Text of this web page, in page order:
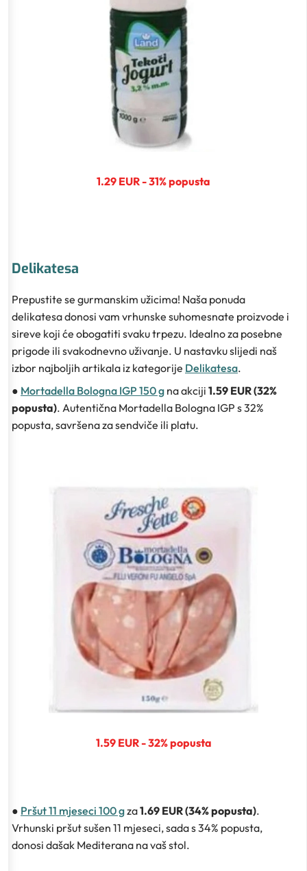
1.29 EUR - 31% popusta
Delikatesa
Prepustite se gurmanskim užicima! Naša ponuda
delikatesa donosi vam vrhunske suhomesnate proizvode i
sireve koji će obogatiti svaku trpezu. Idealno za posebne
prigode ili svakodnevno uživanje. U nastavku slijedi naš
izbor najboljih artikala iz kategorije Delikatesa.
● Mortadella Bologna IGP 150 g na akciji 1.59 EUR (32%
popusta). Autentična Mortadella Bologna IGP s 32%
popusta, savršena za sendviče ili platu.
1.59 EUR - 32% popusta
● Pršut 11 mjeseci 100 gza1.69 EUR (34% popusta).
Vrhunski pršut sušen 11 mjeseci, sada s 34% popusta,
donosi dašak Mediterana na vaš stol.